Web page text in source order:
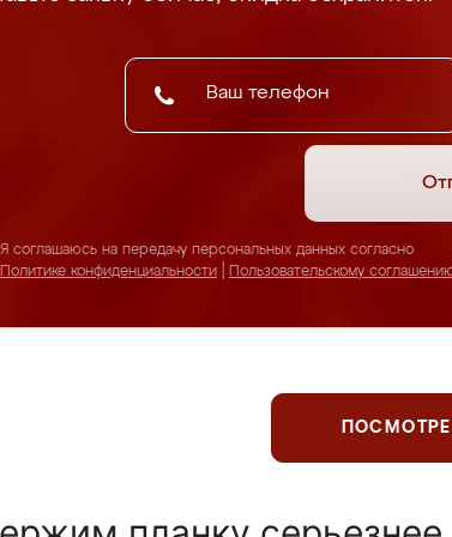
Я соглашаюсь на передачу персональных данных согласно
Политике конфиденциальности
Пользовательскому